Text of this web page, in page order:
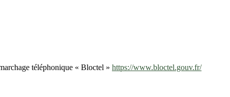
téléphonique « Bloctel » https://www.bloctel.gouv.fr/